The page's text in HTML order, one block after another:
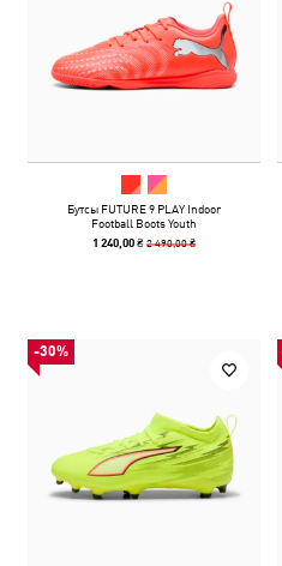
Бутсы FUTURE 9 PLAY Indoor
Football Boots Youth
1 240,00 ₴2 490,00 ₴
-30%